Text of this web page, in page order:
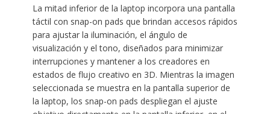
La mitad inferior de la laptop incorpora una pantalla
táctil con snap-on pads que brindan accesos rápidos
para ajustar la iluminación, el ángulo de
visualización y el tono, diseñados para minimizar
interrupciones y mantener a los creadores en
estados de flujo creativo en 3D. Mientras la imagen
seleccionada se muestra en la pantalla superior de
la laptop, los snap-on pads despliegan el ajuste